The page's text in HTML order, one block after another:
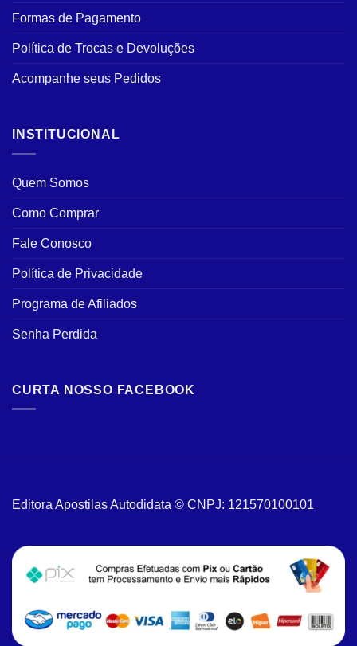
Formas de Pagamento
Política de Trocas e Devoluções
Acompanhe seus Pedidos
INSTITUCIONAL
Quem Somos
Como Comprar
Fale Conosco
Política de Privacidade
Programa de Afiliados
Senha Perdida
CURTA NOSSO FACEBOOK
Editora Apostilas Autodidata © CNPJ: 121570100101